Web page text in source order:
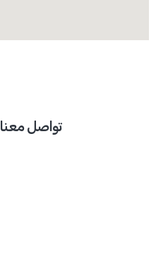
Connect With Us تواصل معنا